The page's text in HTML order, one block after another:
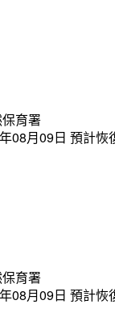
育署
08月09日 預計
育署
08月09日 預計